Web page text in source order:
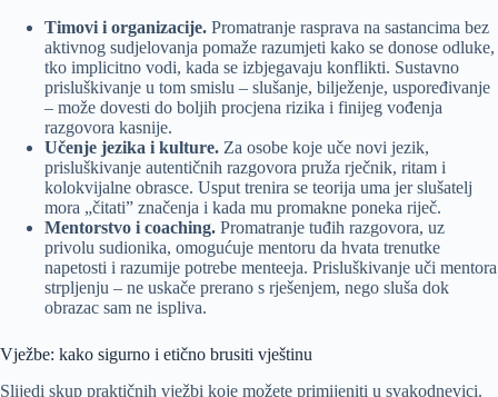
Timovi i organizacije. Promatranje rasprava na sastancima bez
aktivnog sudjelovanja pomaže razumjeti kako se donose odluke,
tko implicitno vodi, kada se izbjegavaju konflikti. Sustavno
prisluškivanje u tom smislu – slušanje, bilježenje, uspoređivanje
– može dovesti do boljih procjena rizika i finijeg vođenja
razgovora kasnije.
Učenje jezika i kulture. Za osobe koje uče novi jezik,
prisluškivanje autentičnih razgovora pruža rječnik, ritam i
kolokvijalne obrasce. Usput trenira se teorija uma jer slušatelj
mora „čitati” značenja i kada mu promakne poneka riječ.
Mentorstvo i coaching. Promatranje tuđih razgovora, uz
privolu sudionika, omogućuje mentoru da hvata trenutke
napetosti i razumije potrebe menteeja. Prisluškivanje uči mentora
strpljenju – ne uskače prerano s rješenjem, nego sluša dok
obrazac sam ne ispliva.
Vježbe: kako sigurno i etično brusiti vještinu
Slijedi skup praktičnih vježbi koje možete primijeniti u svakodnevici.